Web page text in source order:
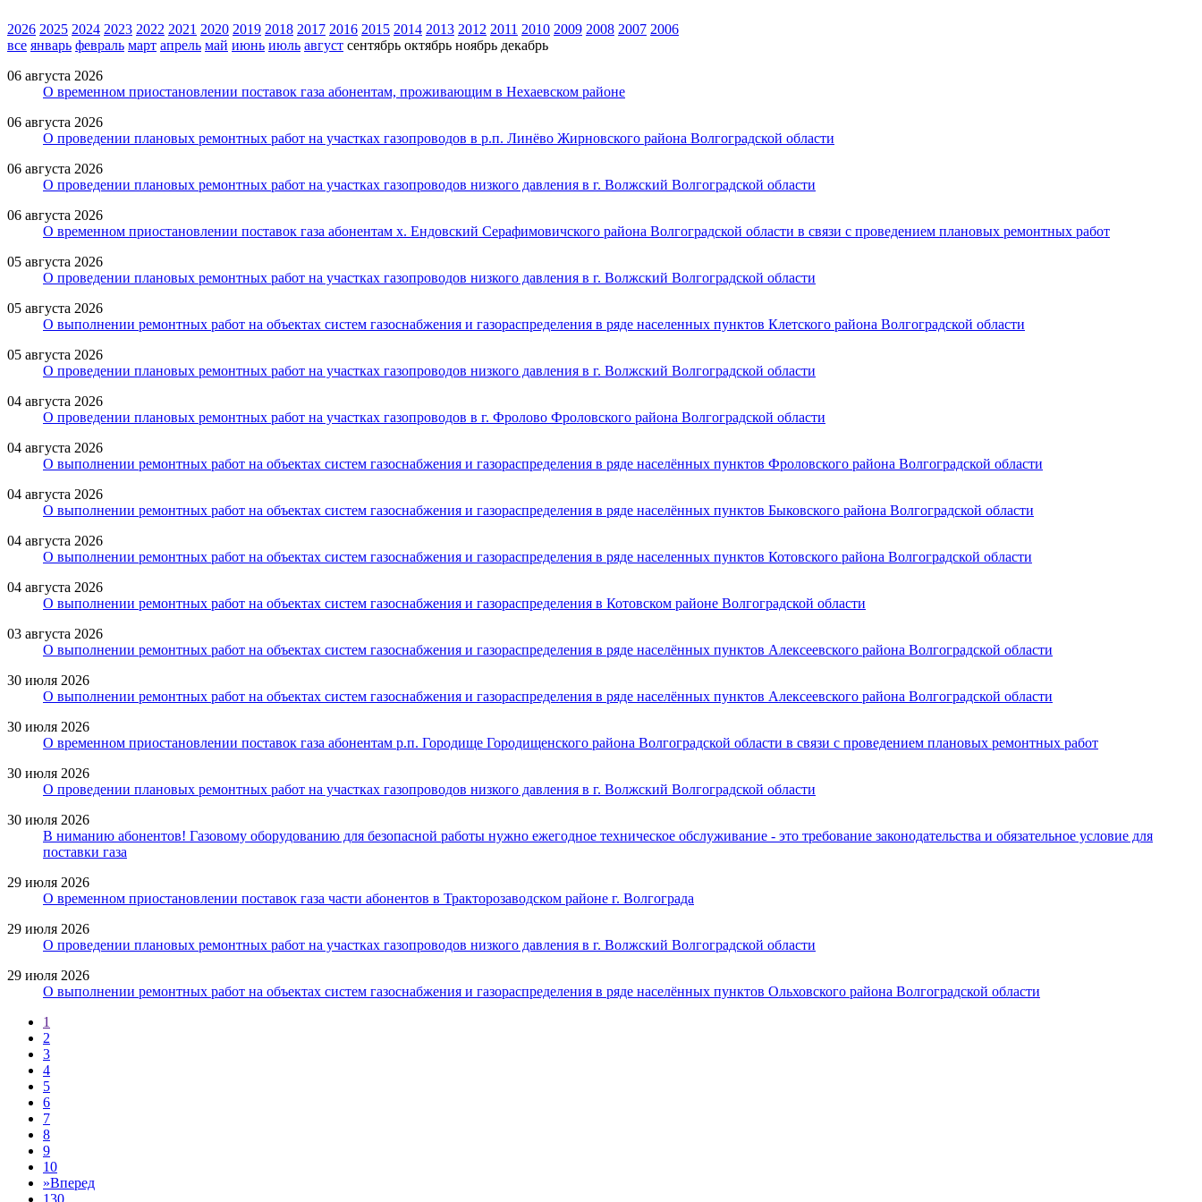
2026 2025 2024 2023 2022 2021 2020 2019 2018 2017 2016 2015 2014 2013 2012 2011 2010 2009 2008 2007 2006
все январь февраль март апрель май июнь июль август сентябрь октябрь ноябрь декабрь
06 августа 2026
О временном приостановлении поставок газа абонентам, проживающим в Нехаевском районе
06 августа 2026
О проведении плановых ремонтных работ на участках газопроводов в р.п. Линёво Жирновского района Волгоградской области
06 августа 2026
О проведении плановых ремонтных работ на участках газопроводов низкого давления в г. Волжский Волгоградской области
06 августа 2026
О временном приостановлении поставок газа абонентам х. Ендовский Серафимовичского района Волгоградской области в связи с проведением плановых ремонтных работ
05 августа 2026
О проведении плановых ремонтных работ на участках газопроводов низкого давления в г. Волжский Волгоградской области
05 августа 2026
О выполнении ремонтных работ на объектах систем газоснабжения и газораспределения в ряде населенных пунктов Клетского района Волгоградской области
05 августа 2026
О проведении плановых ремонтных работ на участках газопроводов низкого давления в г. Волжский Волгоградской области
04 августа 2026
О проведении плановых ремонтных работ на участках газопроводов в г. Фролово Фроловского района Волгоградской области
04 августа 2026
О выполнении ремонтных работ на объектах систем газоснабжения и газораспределения в ряде населённых пунктов Фроловского района Волгоградской области
04 августа 2026
О выполнении ремонтных работ на объектах систем газоснабжения и газораспределения в ряде населённых пунктов Быковского района Волгоградской области
04 августа 2026
О выполнении ремонтных работ на объектах систем газоснабжения и газораспределения в ряде населенных пунктов Котовского района Волгоградской области
04 августа 2026
О выполнении ремонтных работ на объектах систем газоснабжения и газораспределения в Котовском районе Волгоградской области
03 августа 2026
О выполнении ремонтных работ на объектах систем газоснабжения и газораспределения в ряде населённых пунктов Алексеевского района Волгоградской области
30 июля 2026
О выполнении ремонтных работ на объектах систем газоснабжения и газораспределения в ряде населённых пунктов Алексеевского района Волгоградской области
30 июля 2026
О временном приостановлении поставок газа абонентам р.п. Городище Городищенского района Волгоградской области в связи с проведением плановых ремонтных работ
30 июля 2026
О проведении плановых ремонтных работ на участках газопроводов низкого давления в г. Волжский Волгоградской области
30 июля 2026
В ниманию абонентов! Газовому оборудованию для безопасной работы нужно ежегодное техническое обслуживание - это требование законодательства и обязательное условие для
поставки газа
29 июля 2026
О временном приостановлении поставок газа части абонентов в Тракторозаводском районе г. Волгограда
29 июля 2026
О проведении плановых ремонтных работ на участках газопроводов низкого давления в г. Волжский Волгоградской области
29 июля 2026
О выполнении ремонтных работ на объектах систем газоснабжения и газораспределения в ряде населённых пунктов Ольховского района Волгоградской области
1
2
3
4
5
6
7
8
9
10
»Вперед
130